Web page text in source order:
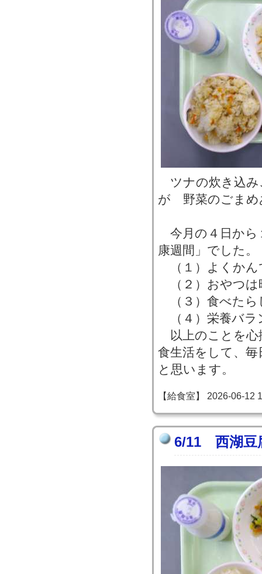
ツナの炊き込
が 野菜のごまめ
今月の４日から
康週間」でした。
（１）よくかん
（２）おやつは
（３）食べたら
（４）栄養バラ
以上のことを心
食生活をして、
と思います。
【給食室】 2026-06-12
6/11 西湖豆